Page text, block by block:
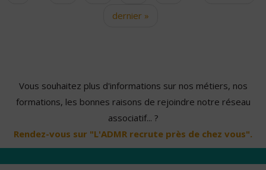
dernier »
Vous souhaitez plus d'informations sur nos métiers, nos
formations, les bonnes raisons de rejoindre notre réseau
associatif... ?
Rendez-vous sur "L'ADMR recrute près de chez vous".